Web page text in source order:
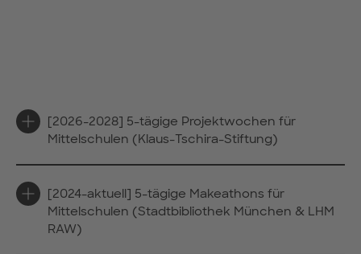
[2026-2028] 5-tägige Projektwochen für
Mittelschulen (Klaus-Tschira-Stiftung)
[2024-aktuell] 5-tägige Makeathons für
Mittelschulen (Stadtbibliothek München & LHM
RAW)